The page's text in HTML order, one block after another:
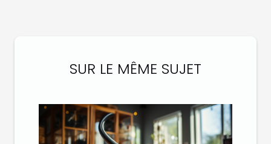
SUR LE MÊME SUJET